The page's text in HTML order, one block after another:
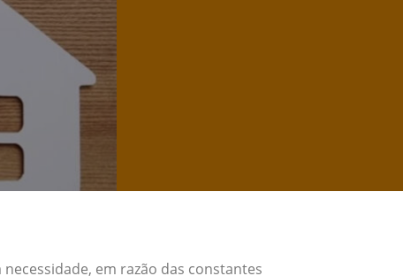
em razão das constantes